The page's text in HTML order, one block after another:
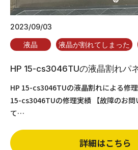
2023/09/03
液晶 液晶が割れてしまった
HP 15-cs3046TUの液晶割れパ
HP 15-cs3046TUの液晶割れによる修
15-cs3046TUの修理実績 【故障のお問
て…
詳細はこちら